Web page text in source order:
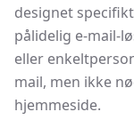
designet
pålidelig e-mail-
eller
mail, men ikke
hjemmeside.